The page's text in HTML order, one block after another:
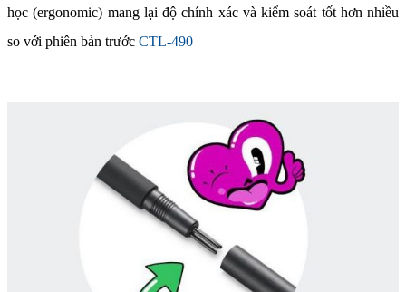
học (ergonomic) mang lại độ chính xác và kiểm soát tốt hơn nhiều
so với phiên bản trước CTL-490